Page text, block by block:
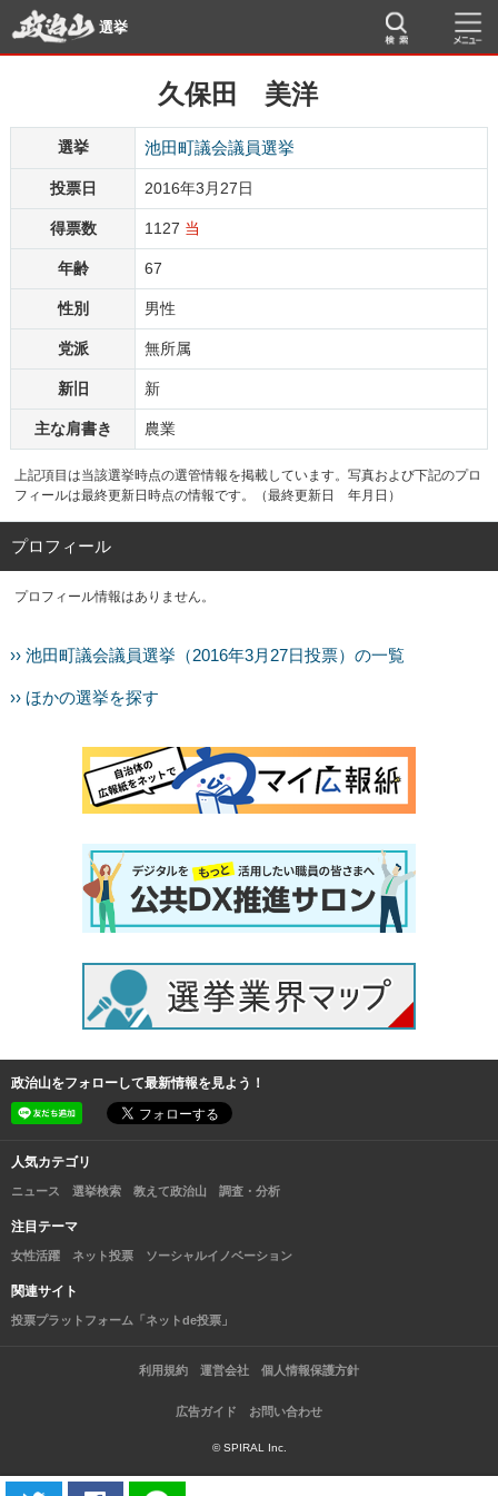
選挙
久保田 美洋
選挙 池田町議会議員選挙
投票日 2016年3月27日
得票数 1127 当
年齢 67
性別 男性
党派 無所属
新旧 新
主な肩書き 農業
上記項目は当該選挙時点の選管情報を掲載しています。写真および下記のプロ
フィールは最終更新日時点の情報です。（最終更新日 年月日）
プロフィール
プロフィール情報はありません。
›› 池田町議会議員選挙（2016年3月27日投票）の一覧
›› ほかの選挙を探す
政治山をフォローして最新情報を見よう！
人気カテゴリ
ニュース 選挙検索 教えて政治山 調査・分析
注目テーマ
女性活躍 ネット投票 ソーシャルイノベーション
関連サイト
投票プラットフォーム「ネットde投票」
利用規約 運営会社 個人情報保護方針
広告ガイド お問い合わせ
© SPIRAL Inc.